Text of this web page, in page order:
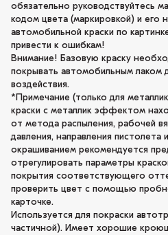
обязательно руководствуйтесь
кодом цвета (маркировкой) и его
автомобильной краски по
привести к ошибкам!
Внимание! Базовую краску
покрывать автомобильным лаком
воздействия.
*Примечание (только для
краски с металлик эффектом
от метода распыления, рабочей
давления, направления пистолета
окрашиванием рекомендуется
отрегулировать параметры
покрытия соответствующего
проверить цвет с помощью
карточке.
Используется для покраски
частичной). Имеет хорошие